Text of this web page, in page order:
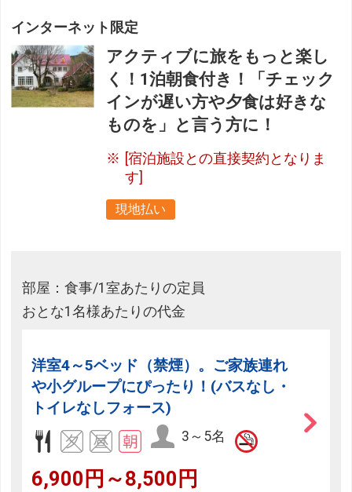
インターネット限定
アクティブに旅をもっと楽し
く！1泊朝食付き！「チェック
インが遅い方や夕食は好きな
ものを」と言う方に！
[宿泊施設との直接契約となりま
す]
現地払い
部屋：食事/1室あたりの定員
おとな1名様あたりの代金
洋室4～5ベッド（禁煙）。ご家族連れ
や小グループにぴったり！(バスなし・
トイレなしフォース)
3～5名
6,900円～8,500円